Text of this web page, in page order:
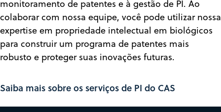
monitoramento de patentes e à gestão de PI. Ao
colaborar com nossa equipe, você pode utilizar nossa
expertise em propriedade intelectual em biológicos
para construir um programa de patentes mais
robusto e proteger suas inovações futuras.
Saiba mais sobre os serviços de PI do CAS